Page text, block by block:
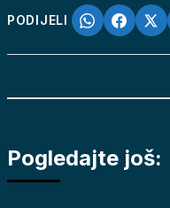
PODIJELI
Pogledajte još: